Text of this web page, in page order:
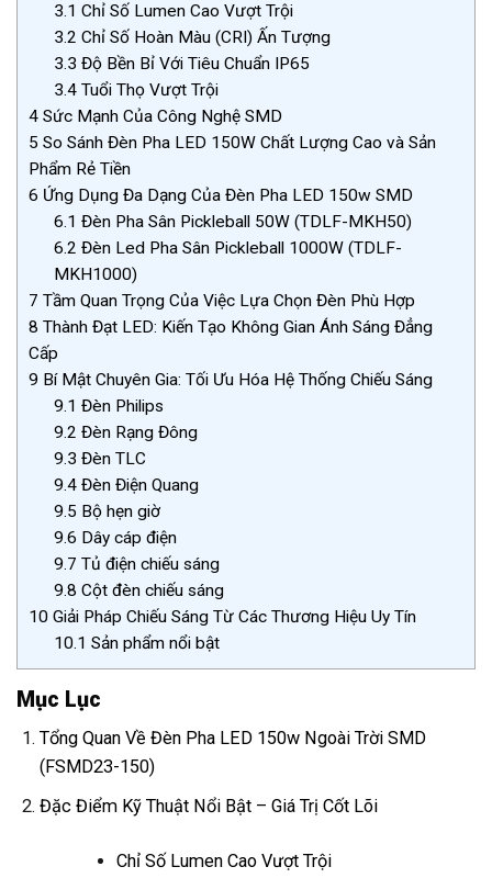
3.1 Chỉ Số Lumen Cao Vượt Trội
3.2 Chỉ Số Hoàn Màu (CRI) Ấn Tượng
3.3 Độ Bền Bỉ Với Tiêu Chuẩn IP65
3.4 Tuổi Thọ Vượt Trội
4 Sức Mạnh Của Công Nghệ SMD
5 So Sánh Đèn Pha LED 150W Chất Lượng Cao và Sản
Phẩm Rẻ Tiền
6 Ứng Dụng Đa Dạng Của Đèn Pha LED 150w SMD
6.1 Đèn Pha Sân Pickleball 50W (TDLF-MKH50)
6.2 Đèn Led Pha Sân Pickleball 1000W (TDLF-
MKH1000)
7 Tầm Quan Trọng Của Việc Lựa Chọn Đèn Phù Hợp
8 Thành Đạt LED: Kiến Tạo Không Gian Ánh Sáng Đẳng
Cấp
9 Bí Mật Chuyên Gia: Tối Ưu Hóa Hệ Thống Chiếu Sáng
9.1 Đèn Philips
9.2 Đèn Rạng Đông
9.3 Đèn TLC
9.4 Đèn Điện Quang
9.5 Bộ hẹn giờ
9.6 Dây cáp điện
9.7 Tủ điện chiếu sáng
9.8 Cột đèn chiếu sáng
10 Giải Pháp Chiếu Sáng Từ Các Thương Hiệu Uy Tín
10.1 Sản phẩm nổi bật
Mục Lục
Tổng Quan Về Đèn Pha LED 150w Ngoài Trời SMD
(FSMD23-150)
Đặc Điểm Kỹ Thuật Nổi Bật – Giá Trị Cốt Lõi
Chỉ Số Lumen Cao Vượt Trội